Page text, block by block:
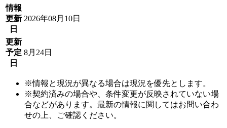
情報
更新
日
2026年08月10日
更新
予定
日
8月24日
※情報と現況が異なる場合は現況を優先とします。
※契約済みの場合や、条件変更が反映されていない場
合などがあります。最新の情報に関してはお問い合わ
せの上、ご確認ください。